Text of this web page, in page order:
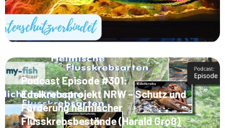
Podcast Episode #301:
Edelkrebsprojekt NRW – Schutz und
Förderung heimischer
Flusskrebsbestände (Harald Groß)